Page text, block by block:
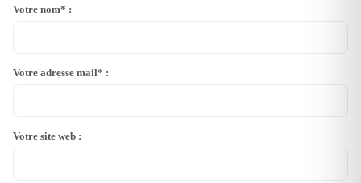
Votre nom* :
Votre adresse mail* :
Votre site web :